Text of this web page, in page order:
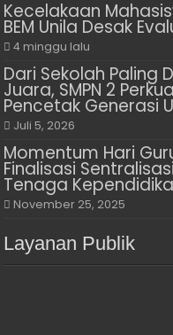
Kecelakaan
BEM Unila Desak
4 minggu lalu
Dari Sekolah Paling
Juara, SMPN 2
Pencetak Generasi
Juli 5, 2026
Momentum Hari
Finalisasi
Tenaga
November 25, 2025
Layanan Publik